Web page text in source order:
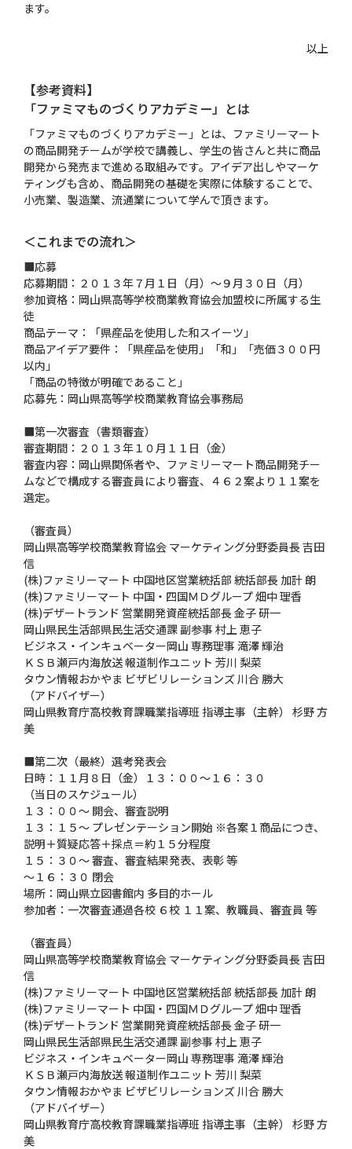
ます。
以上
【参考資料】
「ファミマものづくりアカデミー」とは
「ファミマものづくりアカデミー」とは、ファミリーマート
の商品開発チームが学校で講義し、学生の皆さんと共に商品
開発から発売まで進める取組みです。アイデア出しやマーケ
ティングも含め、商品開発の基礎を実際に体験することで、
小売業、製造業、流通業について学んで頂きます。
＜これまでの流れ＞
■応募
応募期間：２０１３年７月１日（月）～９月３０日（月）
参加資格：岡山県高等学校商業教育協会加盟校に所属する生
徒
商品テーマ：「県産品を使用した和スイーツ」
商品アイデア要件：「県産品を使用」「和」「売価３００円
以内」
「商品の特徴が明確であること」
応募先：岡山県高等学校商業教育協会事務局
■第一次審査（書類審査）
審査期間：２０１３年１０月１１日（金）
審査内容：岡山県関係者や、ファミリーマート商品開発チー
ムなどで構成する審査員により審査、４６２案より１１案を
選定。
（審査員）
岡山県高等学校商業教育協会 マーケティング分野委員長 吉田
信
(株)ファミリーマート 中国地区営業統括部 統括部長 加計 朗
(株)ファミリーマート 中国・四国ＭＤグループ 畑中 理香
(株)デザートランド 営業開発資産統括部長 金子 研一
岡山県民生活部県民生活交通課 副参事 村上 恵子
ビジネス・インキュベーター岡山 専務理事 滝澤 輝治
ＫＳＢ瀬戸内海放送 報道制作ユニット 芳川 梨菜
タウン情報おかやま ビザビリレーションズ 川合 勝大
（アドバイザー）
岡山県教育庁高校教育課職業指導班 指導主事（主幹） 杉野 方
美
■第二次（最終）選考発表会
日時：１１月８日（金）１３：００～１６：３０
（当日のスケジュール）
１３：００～ 開会、審査説明
１３：１５～ プレゼンテーション開始 ※各案１商品につき、
説明＋質疑応答＋採点＝約１５分程度
１５：３０～ 審査、審査結果発表、表彰 等
～１６：３０ 閉会
場所：岡山県立図書館内 多目的ホール
参加者：一次審査通過各校 ６校 １１案、教職員、審査員 等
（審査員）
岡山県高等学校商業教育協会 マーケティング分野委員長 吉田
信
(株)ファミリーマート 中国地区営業統括部 統括部長 加計 朗
(株)ファミリーマート 中国・四国ＭＤグループ 畑中 理香
(株)デザートランド 営業開発資産統括部長 金子 研一
岡山県民生活部県民生活交通課 副参事 村上 恵子
ビジネス・インキュベーター岡山 専務理事 滝澤 輝治
ＫＳＢ瀬戸内海放送 報道制作ユニット 芳川 梨菜
タウン情報おかやま ビザビリレーションズ 川合 勝大
（アドバイザー）
岡山県教育庁高校教育課職業指導班 指導主事（主幹） 杉野 方
美